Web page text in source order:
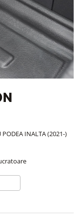
INALTA (2021-)